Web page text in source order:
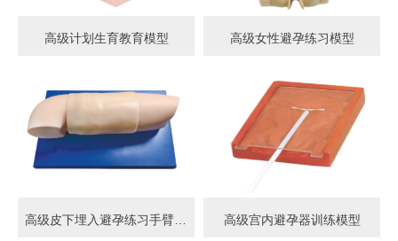
高级计划生育教育模型 高级女性避孕练习模型
高级皮下埋入避孕练习手臂模型 高级宫内避孕器训练模型